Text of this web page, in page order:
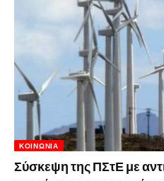
ΚΟΙΝΩΝΊΑ
Σύσκεψη της ΠΣτΕ με